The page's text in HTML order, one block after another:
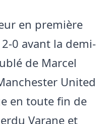
en première
0 avant la demi-
de Marcel
United
en toute fin de
Varane et